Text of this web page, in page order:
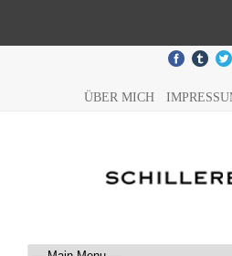
ÜBER MICH